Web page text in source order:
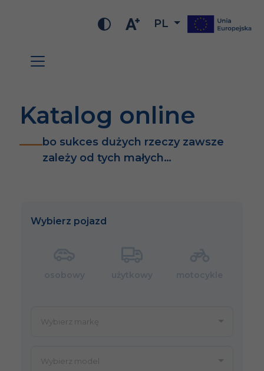
PL
Katalog online
bo sukces dużych rzeczy zawsze
zależy od tych małych…
Wybierz pojazd